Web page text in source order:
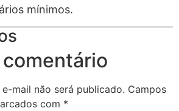
mínimos.
mail não será publicado. Campos
com *